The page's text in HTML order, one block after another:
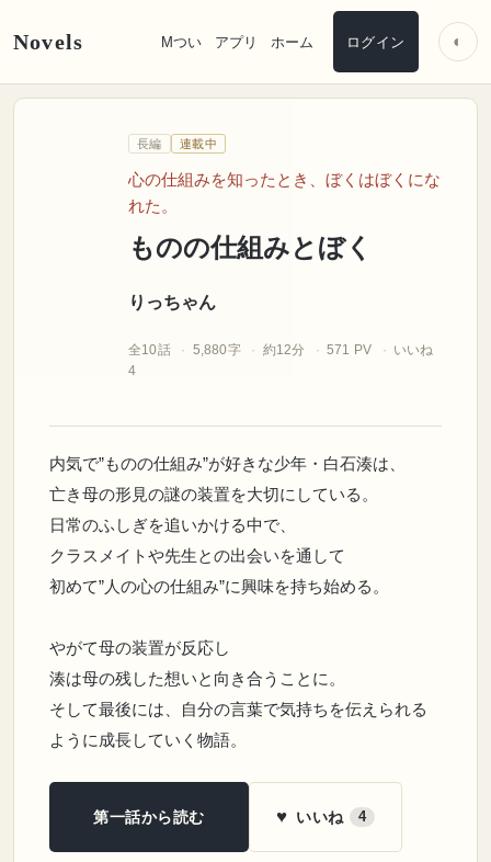
Novels Mつい アプリ ホーム ログイン ◐
長編 連載中
心の仕組みを知ったとき、ぼくはぼくにな
れた。
ものの仕組みとぼく
りっちゃん
全10話 5,880字 約12分 571 PV
いいね
4
内気で”ものの仕組み”が好きな少年・白石湊は、
亡き母の形見の謎の装置を大切にしている。
日常のふしぎを追いかける中で、
クラスメイトや先生との出会いを通して
初めて”人の心の仕組み”に興味を持ち始める。
やがて母の装置が反応し
湊は母の残した想いと向き合うことに。
そして最後には、自分の言葉で気持ちを伝えられる
ように成長していく物語。
第一話から読む ♥ いいね 4